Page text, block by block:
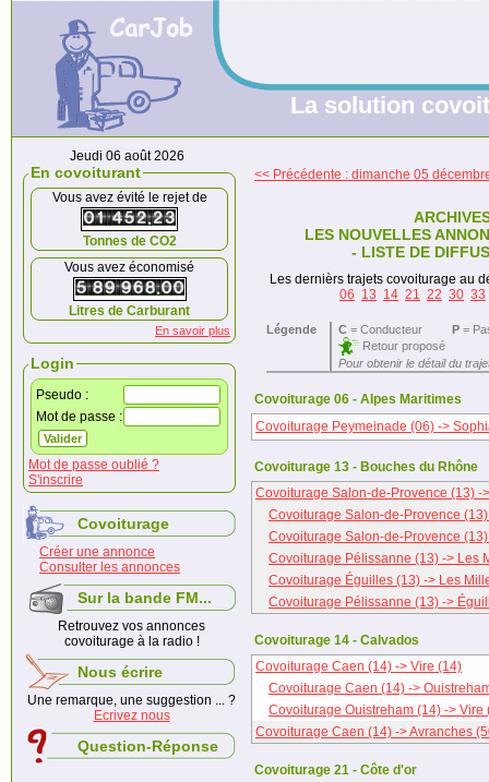
La solution
Jeudi 06 août 2026
En covoiturant
Vous avez évité le rejet de
Tonnes de CO2
Vous avez économisé
Litres de Carburant
En savoir plus
Login
Pseudo :
Mot de passe :
Mot de passe oublié ?
S'inscrire
Covoiturage
Créer une annonce
Consulter les annonces
Sur la bande FM...
Retrouvez vos annonces
covoiturage à la radio !
Nous écrire
Une remarque, une suggestion ... ?
Ecrivez nous
Question-Réponse
<< Précédente : dimanche 05
LES NOUVELLES
- LISTE DE
Les dernièrs trajets covoiturage au
06 13 14 21 22 30 33
Légende C= Conducteur P=
Retour proposé
Pour obtenir le détail du
Covoiturage 06 - Alpes Maritimes
Covoiturage Peymeinade (06) ->
Covoiturage 13 - Bouches du Rhône
Covoiturage Salon-de-Provence (13) -
Covoiturage Salon-de-Provence
Covoiturage Salon-de-Provence
Covoiturage Pélissanne (13) -> Les
Covoiturage Éguilles (13) -> Les
Covoiturage Pélissanne (13) ->
Covoiturage 14 - Calvados
Covoiturage Caen (14) -> Vire (14)
Covoiturage Caen (14) ->
Covoiturage Ouistreham (14) -> Vire
Covoiturage Caen (14) -> Avranches
Covoiturage 21 - Côte d'or